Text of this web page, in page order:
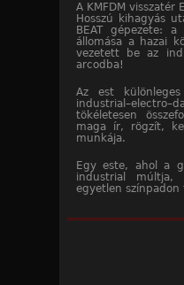
A KMFDM visszatér
Hosszú kihagyás
BEAT gépezete:
állomása a hazai
vezetett be az
arcodba!
Az est
tökéletesen
maga ír, rögzít,
munkája.
Egy este, ahol a
industrial múltja,
egyetlen színpadon